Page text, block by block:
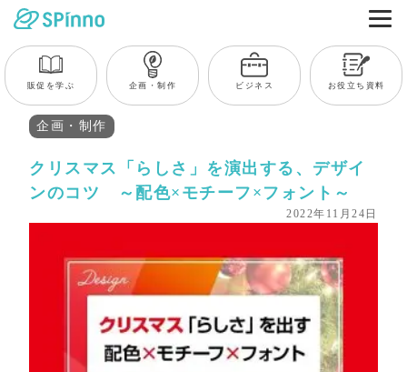
販促を学ぶ 企画・制作 ビジネス お役立ち資料
企画・制作
クリスマス「らしさ」を演出する、デザイ
ンのコツ ～配色×モチーフ×フォント～
2022年11月24日